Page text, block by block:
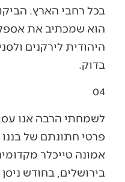
בכל רחבי הארץ.
הוא שמכתיב את
היהודית לירקנים
בדוק.
04
לשמחתי הרבה אנו
פרטי חתונתם של
אמונה טייכלר
בירושלים, בחודש